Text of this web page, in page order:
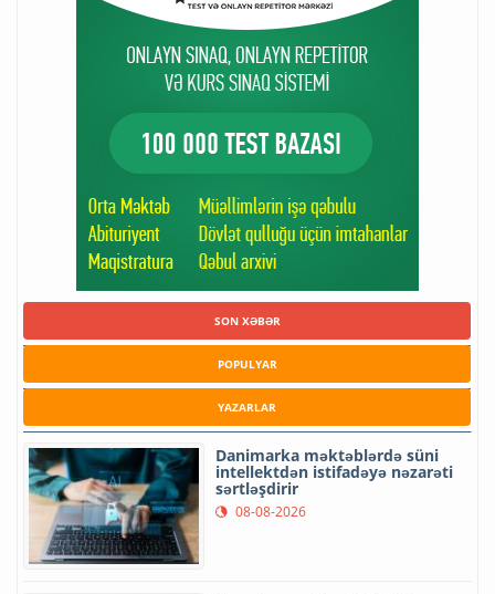
SON XƏBƏR
POPULYAR
YAZARLAR
Danimarka məktəblərdə süni
intellektdən istifadəyə nəzarəti
sərtləşdirir
08-08-2026